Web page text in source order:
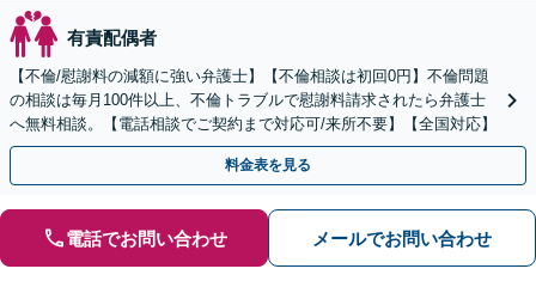
有責配偶者
【不倫/慰謝料の減額に強い弁護士】【不倫相談は初回0円】不倫問題
の相談は毎月100件以上、不倫トラブルで慰謝料請求されたら弁護士
へ無料相談。【電話相談でご契約まで対応可/来所不要】【全国対応】
料金表を見る
電話でお問い合わせ メールでお問い合わせ